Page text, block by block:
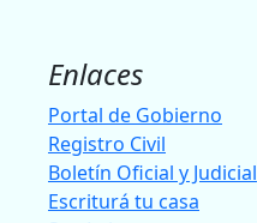
Enlaces
Portal de Gobierno
Registro Civil
Boletín Oficial y Judicial
Escriturá tu casa